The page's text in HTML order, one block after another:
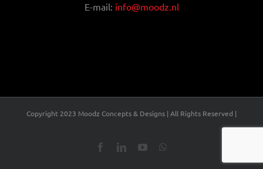
E-mail: info@moodz.nl
Copyright 2023 Moodz Concepts & Designs | All Rights Reserved |
FacebookLinkedInYouTube